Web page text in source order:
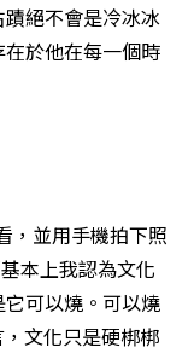
絕不會是冷冰冰
於他在每一個時
，並用手機拍下照
本上我認為文化
可以燒。可以燒
文化只是硬梆梆